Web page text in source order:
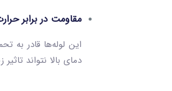
مقاومت در برابر
دمای بالا نتواند